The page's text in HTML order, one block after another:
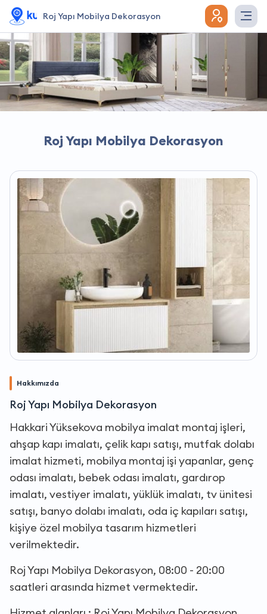
Roj Yapı Mobilya Dekorasyon
Roj Yapı Mobilya Dekorasyon
Hakkımızda
Roj Yapı Mobilya Dekorasyon
Hakkari Yüksekova mobilya imalat montaj işleri,
ahşap kapı imalatı, çelik kapı satışı, mutfak dolabı
imalat hizmeti, mobilya montaj işi yapanlar, genç
odası imalatı, bebek odası imalatı, gardırop
imalatı, vestiyer imalatı, yüklük imalatı, tv ünitesi
satışı, banyo dolabı imalatı, oda iç kapıları satışı,
kişiye özel mobilya tasarım hizmetleri
verilmektedir.
Roj Yapı Mobilya Dekorasyon, 08:00 - 20:00
saatleri arasında hizmet vermektedir.